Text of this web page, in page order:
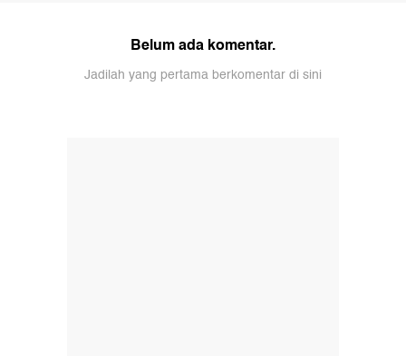
Belum ada komentar.
Jadilah yang pertama berkomentar di sini